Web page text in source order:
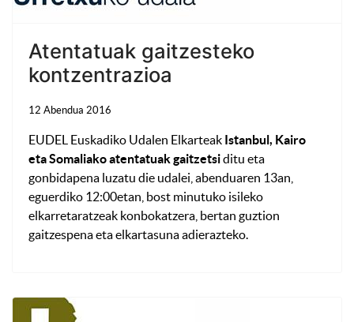
Atentatuak gaitzesteko
kontzentrazioa
12 Abendua 2016
EUDEL Euskadiko Udalen Elkarteak Istanbul, Kairo
eta Somaliako atentatuak gaitzetsiditu eta
gonbidapena luzatu die udalei, abenduaren 13an,
eguerdiko 12:00etan, bost minutuko isileko
elkarretaratzeak konbokatzera, bertan guztion
gaitzespena eta elkartasuna adierazteko.